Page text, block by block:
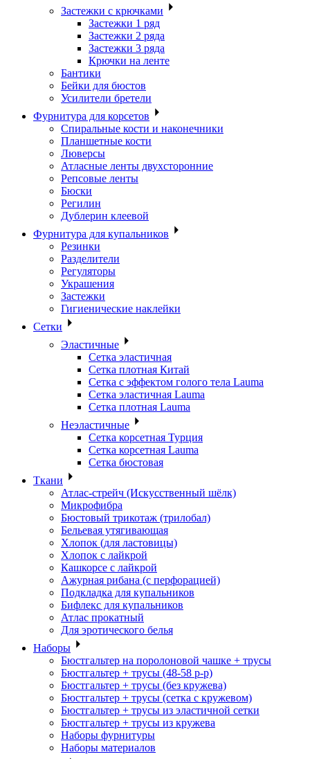
Застежки с крючками
Застежки 1 ряд
Застежки 2 ряда
Застежки 3 ряда
Крючки на ленте
Бантики
Бейки для бюстов
Усилители бретели
Фурнитура для корсетов
Спиральные кости и наконечники
Планшетные кости
Люверсы
Атласные ленты двухсторонние
Репсовые ленты
Бюски
Регилин
Дублерин клеевой
Фурнитура для купальников
Резинки
Разделители
Регуляторы
Украшения
Застежки
Гигиенические наклейки
Сетки
Эластичные
Сетка эластичная
Сетка плотная Китай
Сетка с эффектом голого тела Lauma
Сетка эластичная Lauma
Сетка плотная Lauma
Неэластичные
Сетка корсетная Турция
Сетка корсетная Lauma
Сетка бюстовая
Ткани
Атлас-стрейч (Искусственный шёлк)
Микрофибра
Бюстовый трикотаж (трилобал)
Бельевая утягивающая
Хлопок (для ластовицы)
Хлопок с лайкрой
Кашкорсе с лайкрой
Ажурная рибана (с перфорацией)
Подкладка для купальников
Бифлекс для купальников
Атлас прокатный
Для эротического белья
Наборы
Бюстгальтер на поролоновой чашке + трусы
Бюстгальтер + трусы (48-58 р-р)
Бюстгальтер + трусы (без кружева)
Бюстгальтер + трусы (сетка с кружевом)
Бюстгальтер + трусы из эластичной сетки
Бюстгальтер + трусы из кружева
Наборы фурнитуры
Наборы материалов